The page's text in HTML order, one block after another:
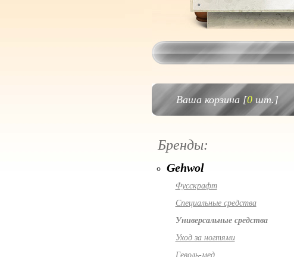
Ваша корзина [0шт.]
Бренды:
Gehwol
Фусскрафт
Специальные средства
Универсальные средства
Уход за ногтями
Геволь-мед